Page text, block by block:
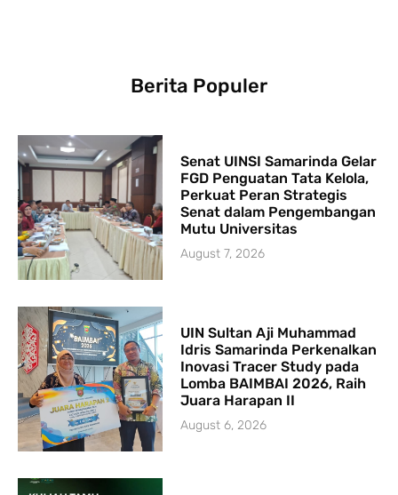
Berita Populer
Senat UINSI Samarinda Gelar
FGD Penguatan Tata Kelola,
Perkuat Peran Strategis
Senat dalam Pengembangan
Mutu Universitas
August 7, 2026
UIN Sultan Aji Muhammad
Idris Samarinda Perkenalkan
Inovasi Tracer Study pada
Lomba BAIMBAI 2026, Raih
Juara Harapan II
August 6, 2026